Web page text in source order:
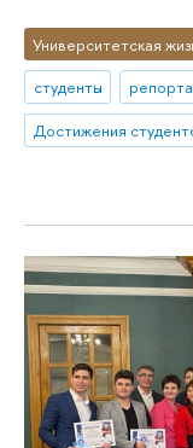
Университетская
студенты
Достижения